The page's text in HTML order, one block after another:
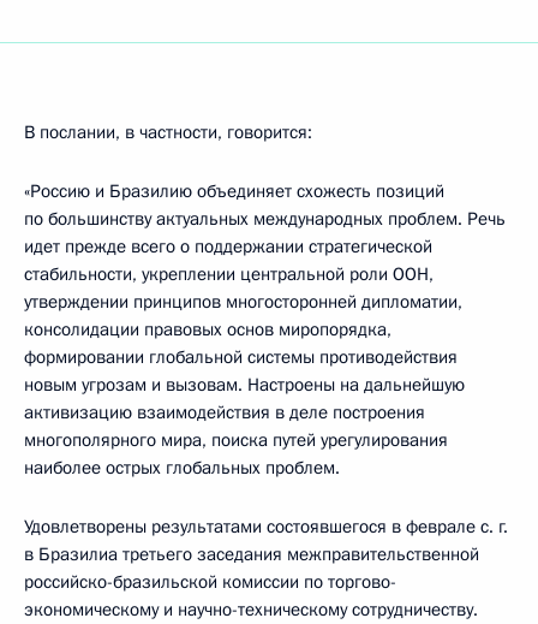
В послании, в частности, говорится:
«Россию и Бразилию объединяет схожесть позиций
по большинству актуальных международных проблем. Речь
идет прежде всего о поддержании стратегической
стабильности, укреплении центральной роли ООН,
утверждении принципов многосторонней дипломатии,
консолидации правовых основ миропорядка,
формировании глобальной системы противодействия
новым угрозам и вызовам. Настроены на дальнейшую
активизацию взаимодействия в деле построения
многополярного мира, поиска путей урегулирования
наиболее острых глобальных проблем.
Удовлетворены результатами состоявшегося в феврале с. г.
в Бразилиа третьего заседания межправительственной
российско-бразильской комиссии по торгово-
экономическому и научно-техническому сотрудничеству.